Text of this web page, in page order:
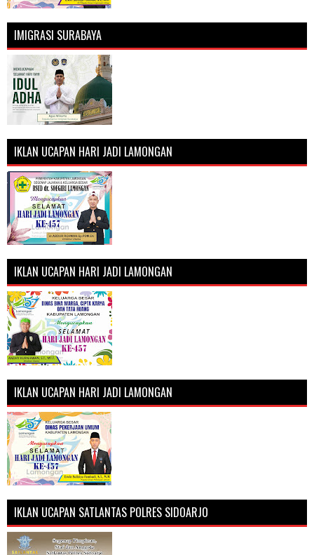
IMIGRASI SURABAYA
IKLAN UCAPAN HARI JADI LAMONGAN
IKLAN UCAPAN HARI JADI LAMONGAN
IKLAN UCAPAN HARI JADI LAMONGAN
IKLAN UCAPAN SATLANTAS POLRES SIDOARJO